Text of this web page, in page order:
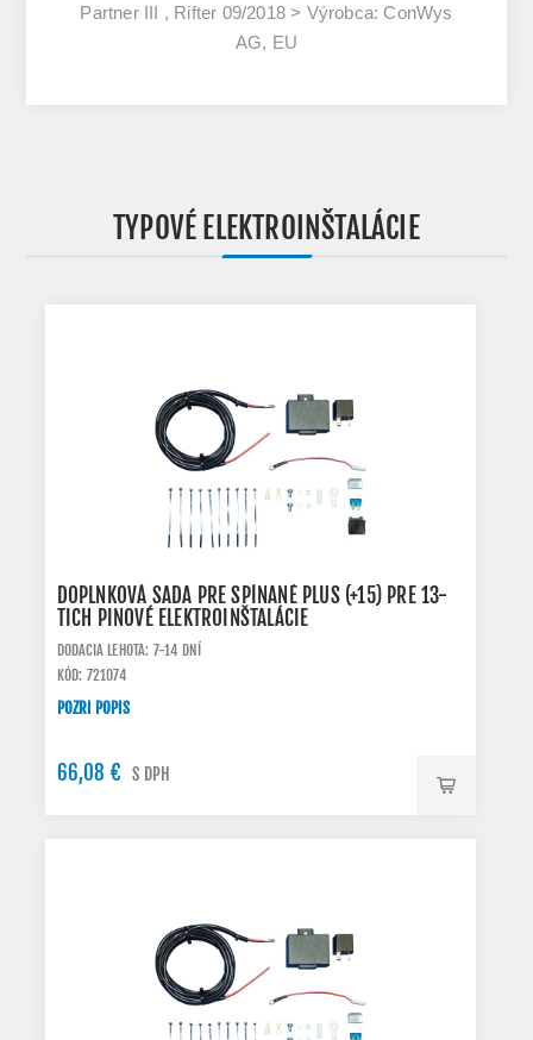
Partner III , Rifter 09/2018 > Výrobca: ConWys
AG, EU
TYPOVÉ ELEKTROINŠTALÁCIE
DOPLNKOVÁ SADA PRE SPÍNANÉ PLUS (+15) PRE 13-
TICH PINOVÉ ELEKTROINŠTALÁCIE
DODACIA LEHOTA: 7-14 DNÍ
KÓD: 721074
POZRI POPIS
66,08 € S DPH